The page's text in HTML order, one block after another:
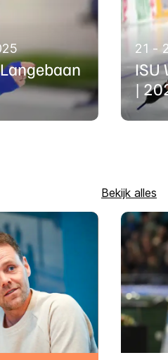
21 -
ISU
|
Bekijk alles